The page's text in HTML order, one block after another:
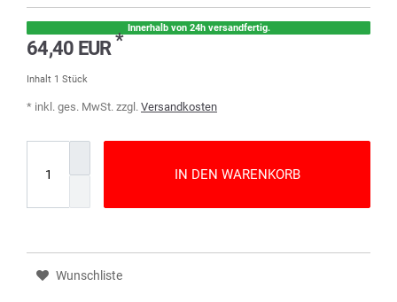
Innerhalb von 24h versandfertig.
64,40 EUR*
Inhalt 1 Stück
* inkl. ges. MwSt. zzgl. Versandkosten
IN DEN WARENKORB
Wunschliste